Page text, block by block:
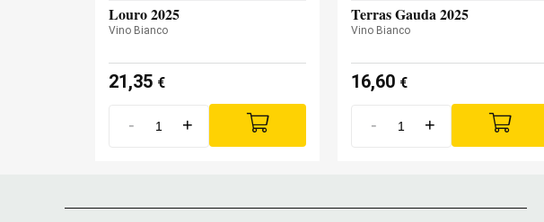
Louro 2025
Vino Bianco
21,35 €
- +
Terras Gauda 2025
Vino Bianco
16,60 €
- +